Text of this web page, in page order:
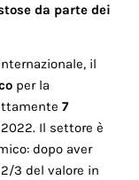
da parte dei
il
per la
7
Il settore è
dopo aver
3 del valore in